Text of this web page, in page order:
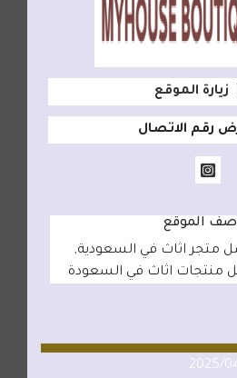
زيارة الموقع
رقم الاتصال
الموقع
متجر اثاث في السعودية,
منتجات اثاث في السعودة